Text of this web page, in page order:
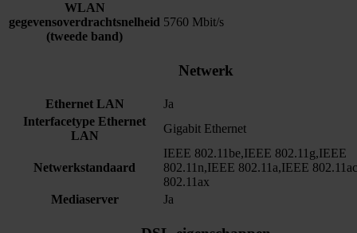
WLAN
gegevensoverdrachtsnelheid
(tweede band)
5760 Mbit/s
Netwerk
Ethernet LAN
Ja
Interfacetype Ethernet
LAN
Gigabit Ethernet
Netwerkstandaard
IEEE 802.11be,IEEE 802.11g,IEEE
802.11n,IEEE 802.11a,IEEE
802.11ax
Mediaserver
Ja